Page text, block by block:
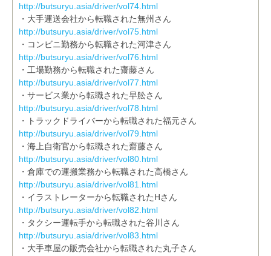
http://butsuryu.asia/driver/vol74.html
・大手運送会社から転職された無州さん
http://butsuryu.asia/driver/vol75.html
・コンビニ勤務から転職された河津さん
http://butsuryu.asia/driver/vol76.html
・工場勤務から転職された齋藤さん
http://butsuryu.asia/driver/vol77.html
・サービス業から転職された早舩さん
http://butsuryu.asia/driver/vol78.html
・トラックドライバーから転職された福元さん
http://butsuryu.asia/driver/vol79.html
・海上自衛官から転職された齋藤さん
http://butsuryu.asia/driver/vol80.html
・倉庫での運搬業務から転職された高橋さん
http://butsuryu.asia/driver/vol81.html
・イラストレーターから転職されたHさん
http://butsuryu.asia/driver/vol82.html
・タクシー運転手から転職された谷川さん
http://butsuryu.asia/driver/vol83.html
・大手車屋の販売会社から転職された丸子さん